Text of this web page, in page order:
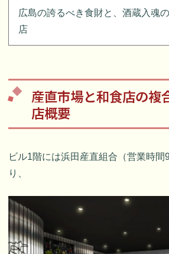
広島の誇るべき食財と、酒蔵入魂
店
産直市場と和食店の複
店概要
ビル1階には浜田産直組合（営業時間
り、